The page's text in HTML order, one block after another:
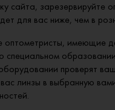
сайта, зарезервируйте
для вас ниже, чем в
оптометристы, имеющие
специальном
проверят
линзы в выбранную